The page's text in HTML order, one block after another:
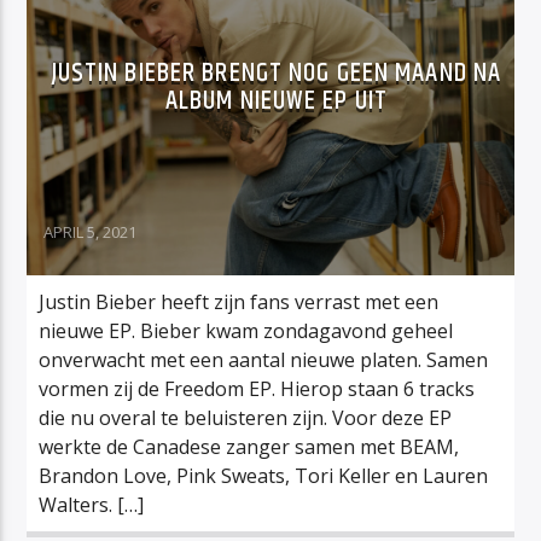
JUSTIN BIEBER BRENGT NOG GEEN MAAND NA
ALBUM NIEUWE EP UIT
APRIL 5, 2021
Justin Bieber heeft zijn fans verrast met een
nieuwe EP. Bieber kwam zondagavond geheel
onverwacht met een aantal nieuwe platen. Samen
vormen zij de Freedom EP. Hierop staan 6 tracks
die nu overal te beluisteren zijn. Voor deze EP
werkte de Canadese zanger samen met BEAM,
Brandon Love, Pink Sweats, Tori Keller en Lauren
Walters. […]